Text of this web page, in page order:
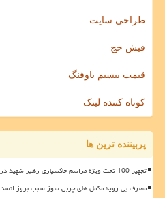
طراحی سایت
فیش حج
قیمت بیسیم باوفنگ
کوتاه کننده لینک
پربیننده ترین ها
تجهیز 100 تخت ویژه مراسم خاکسپاری رهبر شهید در بیمارستان صحرایی مصلی به علاوه فیلم
مصرف بی رویه مکمل های چربی سوز سبب بروز